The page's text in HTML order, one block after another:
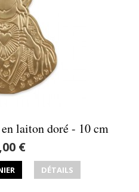
laiton doré - 10 cm
€
DÉTAILS